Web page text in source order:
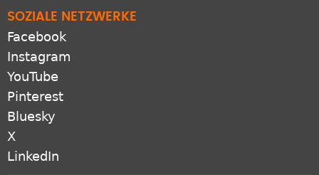
SOZIALE NETZWERKE
Facebook
Instagram
YouTube
Pinterest
Bluesky
X
LinkedIn